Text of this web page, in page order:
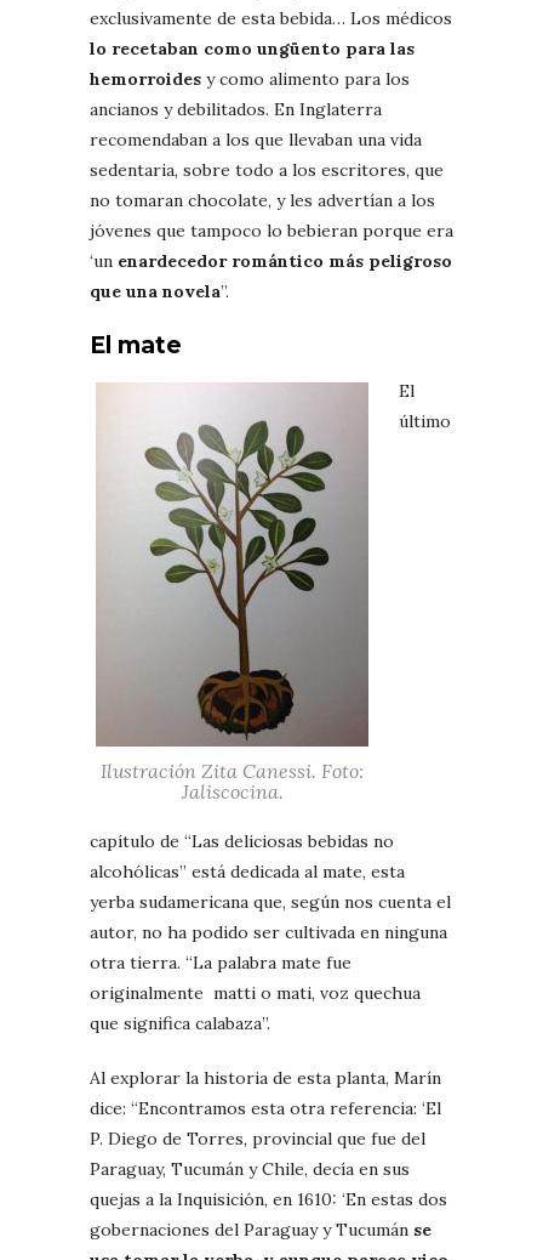
exclusivamente de esta bebida… Los médicos
lo recetaban como ungüento para las
hemorroides y como alimento para los
ancianos y debilitados. En Inglaterra
recomendaban a los que llevaban una vida
sedentaria, sobre todo a los escritores, que
no tomaran chocolate, y les advertían a los
jóvenes que tampoco lo bebieran porque era
‘un enardecedor romántico más peligroso
que una novela”.
El mate
Ilustración Zita Canessi. Foto:
Jaliscocina.
El
último
capítulo de “Las deliciosas bebidas no
alcohólicas” está dedicada al mate, esta
yerba sudamericana que, según nos cuenta el
autor, no ha podido ser cultivada en ninguna
otra tierra. “La palabra mate fue
originalmente matti o mati, voz quechua
que significa calabaza”.
Al explorar la historia de esta planta, Marín
dice: “Encontramos esta otra referencia: ‘El
P. Diego de Torres, provincial que fue del
Paraguay, Tucumán y Chile, decía en sus
quejas a la Inquisición, en 1610: ‘En estas dos
gobernaciones del Paraguay y Tucumán se